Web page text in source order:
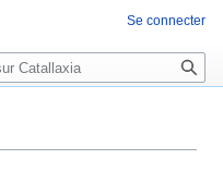
Se connecter